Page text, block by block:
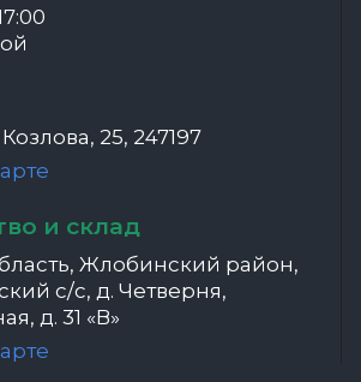
25, 247197
и склад
Жлобинский район,
с/с, д. Четверня,
д. 31 «В»